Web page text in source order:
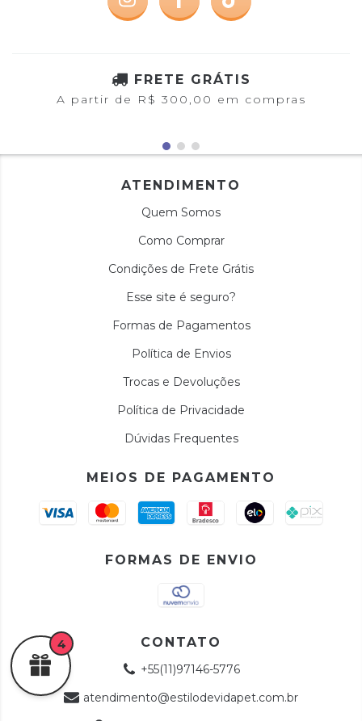
FRETE GRÁTIS
A partir de R$ 300,00 em compras
ATENDIMENTO
Quem Somos
Como Comprar
Condições de Frete Grátis
Esse site é seguro?
Formas de Pagamentos
Política de Envios
Trocas e Devoluções
Política de Privacidade
Dúvidas Frequentes
MEIOS DE PAGAMENTO
FORMAS DE ENVIO
CONTATO
+55(11)97146-5776
atendimento@estilodevidapet.com.br
4